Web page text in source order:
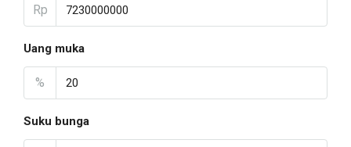
Rp
Uang muka
%
Suku bunga